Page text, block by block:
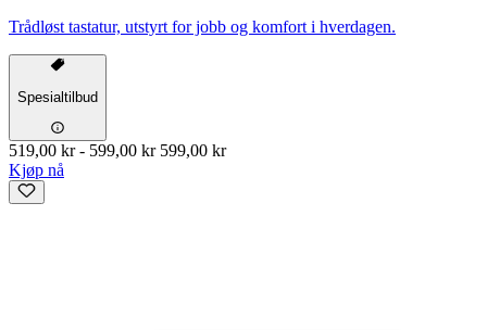
Trådløst tastatur, utstyrt for jobb og komfort i hverdagen.
Spesialtilbud
519,00 kr- 599,00 kr 599,00 kr
Kjøp nå